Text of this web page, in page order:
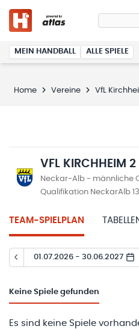
MEIN HANDBALL ALLE SPIELE
Home Vereine VfL
VFL KIRCHHEIM 2
Neckar-Alb - männliche
Qualifikation NeckarAlb
TEAM-SPIELPLAN
01.07.2026 - 30.06.2027
Keine Spiele gefunden
Es sind keine Spiele